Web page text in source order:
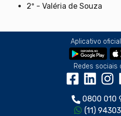
2º - Valéria de Souza
Aplicativo oficial
Redes sociais
0800 010
(11)